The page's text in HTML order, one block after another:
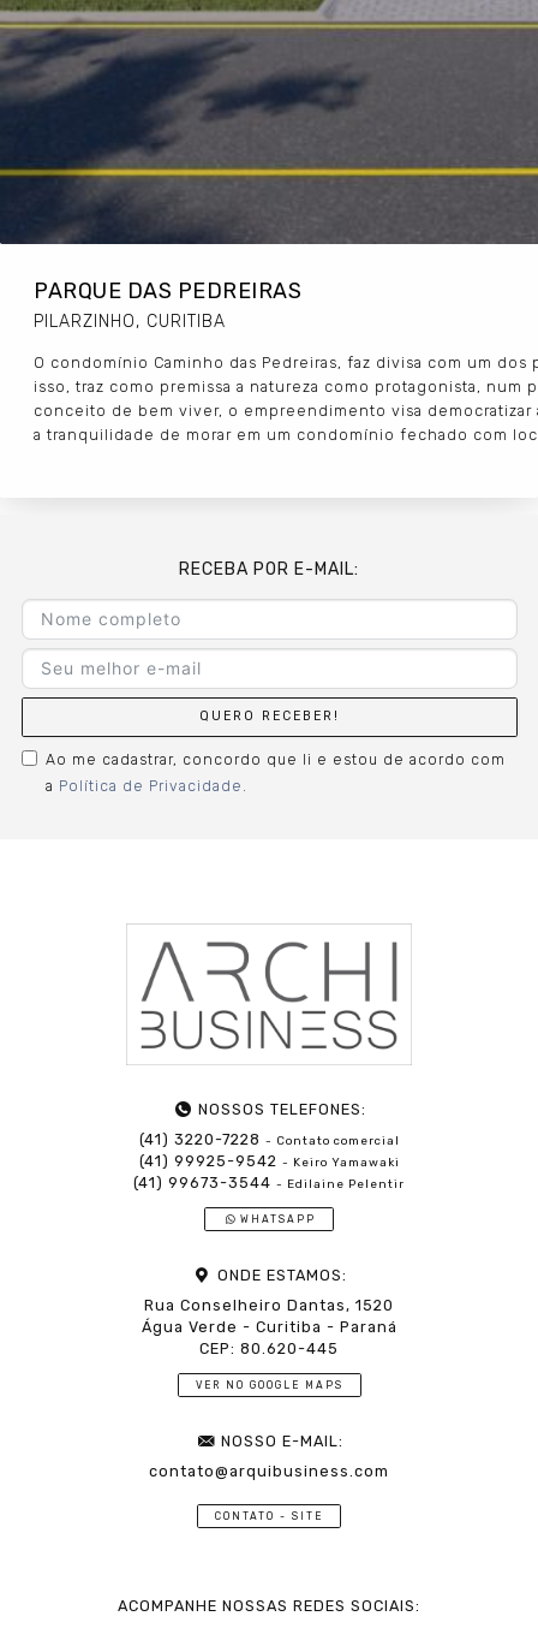
PARQUE DAS PEDREIRAS
PILARZINHO, CURITIBA
O condomínio Caminho das Pedreiras, faz divisa com um
isso, traz como premissa a natureza como protagonista,
conceito de bem viver, o empreendimento visa
a tranquilidade de morar em um condomínio fechado com
RECEBA POR E-MAIL:
QUERO RECEBER!
Ao me cadastrar, concordo que li e estou de acordo com
a Política de Privacidade .
NOSSOS TELEFONES:
(41) 3220-7228 - Contato comercial
(41) 99925-9542 - Keiro Yamawaki
(41) 99673-3544 - Edilaine Pelentir
WHATSAPP
ONDE ESTAMOS:
Rua Conselheiro Dantas, 1520
Água Verde - Curitiba - Paraná
CEP: 80.620-445
VER NO GOOGLE MAPS
NOSSO E-MAIL:
contato@arquibusiness.com
CONTATO - SITE
ACOMPANHE NOSSAS REDES SOCIAIS: